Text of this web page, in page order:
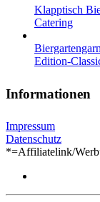
Klapptisch
Catering
Edition-
Informationen
Impressum
Datenschutz
*=Affiliatelink/